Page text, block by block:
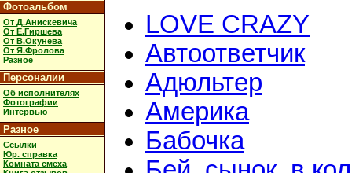
Фотоальбом
От Д.Анискевича
От Е.Гиршева
От В.Окунева
От Я.Фролова
Разное
Персоналии
Об исполнителях
Фотографии
Интервью
Разное
Ссылки
Юр. справка
Комната смеха
LOVE CRAZY
Автоответчик
Адюльтер
Америка
Бабочка